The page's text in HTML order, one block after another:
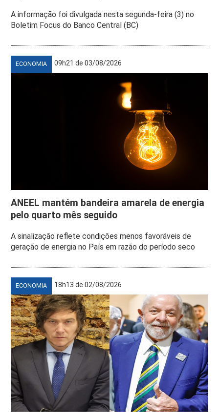
A informação foi divulgada nesta segunda-feira (3) no
Boletim Focus do Banco Central (BC)
ECONOMIA 09h21 de 03/08/2026
ANEEL mantém bandeira amarela de energia
pelo quarto mês seguido
A sinalização reflete condições menos favoráveis de
geração de energia no País em razão do período seco
ECONOMIA 18h13 de 02/08/2026